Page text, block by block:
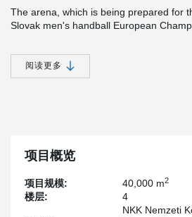
The arena, which is being prepared for
Slovak men's handball European
has the appropriate standards, sizes
indoor sports, which is why, for
hockey, tennis, and skating, as well as
阅读更多
项目概览
项目规模: 40,000 m2
楼层: 4
NKK Nemzeti